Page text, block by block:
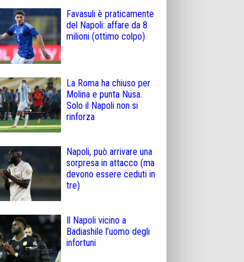
Favasuli è praticamente
del Napoli: affare da 8
milioni (ottimo colpo)
La Roma ha chiuso per
Molina e punta Nusa.
Solo il Napoli non si
rinforza
Napoli, può arrivare una
sorpresa in attacco (ma
devono essere ceduti in
tre)
Il Napoli vicino a
Badiashile l’uomo degli
infortuni